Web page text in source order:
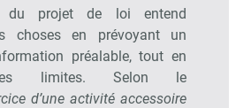
du projet de loi entend
choses en prévoyant un
préalable, tout en
limites. Selon le
d’une activité accessoire